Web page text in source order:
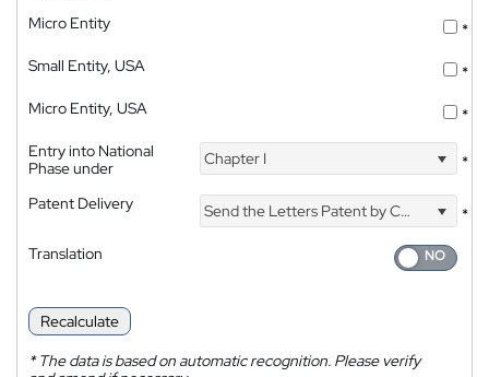
Micro Entity
*
Small Entity, USA
*
Micro Entity, USA
*
Entry into National
Phase under
Chapter I *
Patent Delivery Send the Letters Patent by Courier
*
Translation
Recalculate
*The data is based on automatic recognition. Please verify